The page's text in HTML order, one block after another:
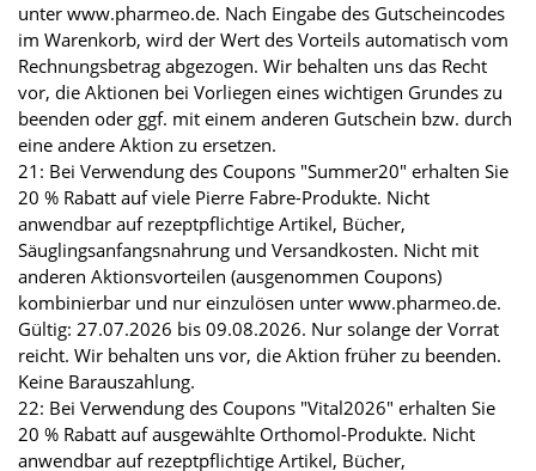
unter www.pharmeo.de. Nach Eingabe des Gutscheincodes
im Warenkorb, wird der Wert des Vorteils automatisch vom
Rechnungsbetrag abgezogen. Wir behalten uns das Recht
vor, die Aktionen bei Vorliegen eines wichtigen Grundes zu
beenden oder ggf. mit einem anderen Gutschein bzw. durch
eine andere Aktion zu ersetzen.
21: Bei Verwendung des Coupons "Summer20" erhalten Sie
20 % Rabatt auf viele Pierre Fabre-Produkte. Nicht
anwendbar auf rezeptpflichtige Artikel, Bücher,
Säuglingsanfangsnahrung und Versandkosten. Nicht mit
anderen Aktionsvorteilen (ausgenommen Coupons)
kombinierbar und nur einzulösen unter www.pharmeo.de.
Gültig: 27.07.2026 bis 09.08.2026. Nur solange der Vorrat
reicht. Wir behalten uns vor, die Aktion früher zu beenden.
Keine Barauszahlung.
22: Bei Verwendung des Coupons "Vital2026" erhalten Sie
20 % Rabatt auf ausgewählte Orthomol-Produkte. Nicht
anwendbar auf rezeptpflichtige Artikel, Bücher,